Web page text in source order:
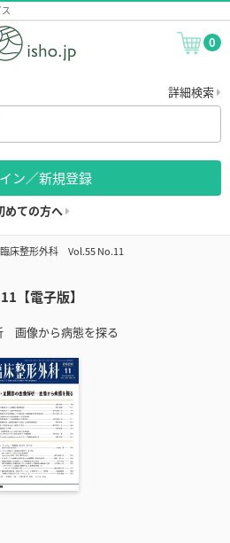
0
詳細検索
ン／新規登録
めての方へ
臨床整形外科 Vol.55 No.11
【電子版】
画像から病態を探る